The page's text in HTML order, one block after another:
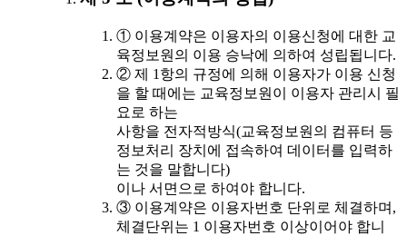
① 이용계약은 이용자의 이용신청에 대한 교
육정보원의 이용 승낙에 의하여 성립됩니다.
② 제 1항의 규정에 의해 이용자가 이용 신청
을 할 때에는 교육정보원이 이용자 관리시 필
요로 하는
사항을 전자적방식(교육정보원의 컴퓨터 등
정보처리 장치에 접속하여 데이터를 입력하
는 것을 말합니다)
이나 서면으로 하여야 합니다.
③ 이용계약은 이용자번호 단위로 체결하며,
체결단위는 1 이용자번호 이상이어야 합니